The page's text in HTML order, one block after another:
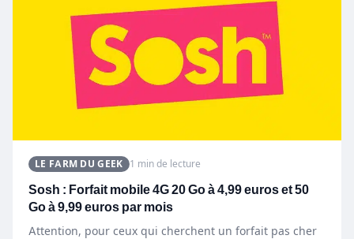
LE FARM DU GEEK 1 min de lecture
Sosh : Forfait mobile 4G 20 Go à 4,99 euros et 50
Go à 9,99 euros par mois
Attention, pour ceux qui cherchent un forfait pas cher